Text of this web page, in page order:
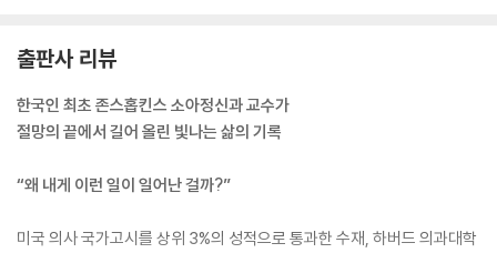
해하는 의사라고 생각했다. 하지만 아니었다. 환자들에게 ‘실신전증상’이
라는 말을 자주 쓰면서도 나는 이것이 그저 좀 어지럽고 힘든, 실신하기 전
상황을 가리키는 말인 줄로만 알았다. 내가 직접 온몸의 근육이 다 풀리고
르러서야 그것이 차라리 죽는 게 더 낫겠다고 느낄 만큼 괴로운 증상이란
--- p.60, 「확진으로 가는 여정」 중에서
출판사 리뷰
한국인 최초 존스홉킨스 소아정신과 교수가
절망의 끝에서 길어 올린 빛나는 삶의 기록
“왜 내게 이런 일이 일어난 걸까?”
미국 의사 국가고시를 상위 3%의 성적으로 통과한 수재, 하버드 의과대학